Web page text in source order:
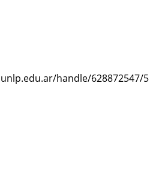
handle/628872547/5